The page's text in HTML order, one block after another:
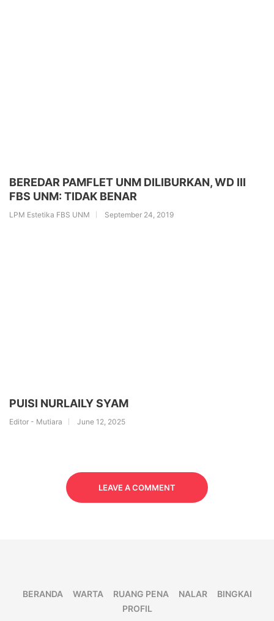
BEREDAR PAMFLET UNM DILIBURKAN, WD III
FBS UNM: TIDAK BENAR
LPM Estetika FBS UNM September 24, 2019
PUISI NURLAILY SYAM
Editor - Mutiara June 12, 2025
LEAVE A COMMENT
BERANDA WARTA RUANG PENA NALAR
BINGKAI
PROFIL